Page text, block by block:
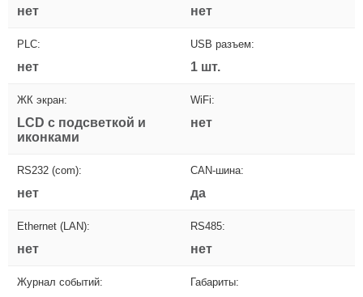
нет нет
PLC:
нет
USB разъем:
1 шт.
ЖК экран:
LCD с подсветкой и
иконками
WiFi:
нет
RS232 (com):
нет
CAN-шина:
да
Ethernet (LAN):
нет
RS485:
нет
Журнал событий: Габариты: